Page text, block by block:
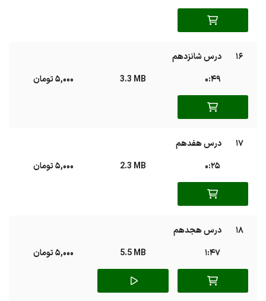
16
درس شانزدهم
0:49
3.3 MB 5,000 تومان
17
درس هفدهم
0:25
2.3 MB 5,000 تومان
18
درس هجدهم
1:47
5.5 MB 5,000 تومان